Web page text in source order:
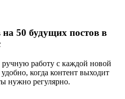
50 будущих постов в
работу с каждой новой
когда контент выходит
нужно регулярно.